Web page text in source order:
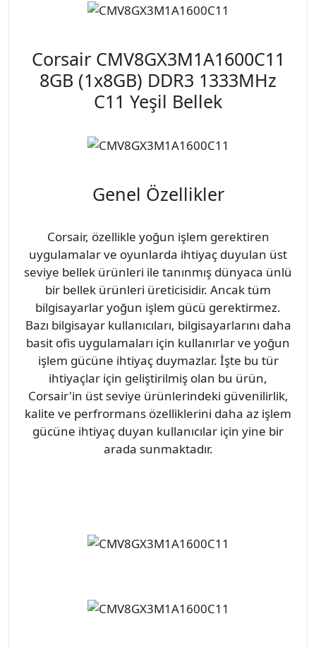
Corsair CMV8GX3M1A1600C11
8GB (1x8GB) DDR3 1333MHz
C11 Yeşil Bellek
Genel Özellikler
Corsair, özellikle yoğun işlem gerektiren
uygulamalar ve oyunlarda ihtiyaç duyulan üst
seviye bellek ürünleri ile tanınmış dünyaca ünlü
bir bellek ürünleri üreticisidir. Ancak tüm
bilgisayarlar yoğun işlem gücü gerektirmez.
Bazı bilgisayar kullanıcıları, bilgisayarlarını daha
basit ofis uygulamaları için kullanırlar ve yoğun
işlem gücüne ihtiyaç duymazlar. İşte bu tür
ihtiyaçlar için geliştirilmiş olan bu ürün,
Corsair'in üst seviye ürünlerindeki güvenilirlik,
kalite ve perfrormans özelliklerini daha az işlem
gücüne ihtiyaç duyan kullanıcılar için yine bir
arada sunmaktadır.